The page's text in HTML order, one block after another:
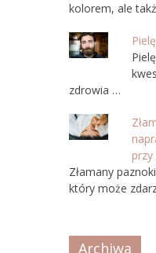
kolorem, ale
zdrowia …
Złamany
który może
Archiwa